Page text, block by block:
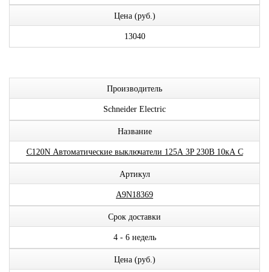
Цена (руб.)
13040
Производитель
Schneider Electric
Название
С120N Автоматические выключатели 125А 3P 230В 10кА C
Артикул
A9N18369
Срок доставки
4 - 6 недель
Цена (руб.)